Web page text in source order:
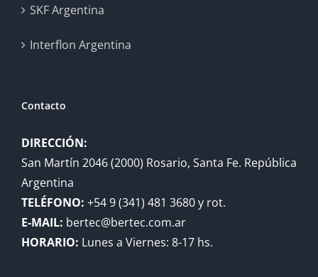
SKF Argentina
Interflon Argentina
Contacto
DIRECCIÓN:
San Martín 2046 (2000) Rosario, Santa Fe. República
Argentina
TELÉFONO: +54 9 (341) 481 3680 y rot.
E-MAIL: bertec@bertec.com.ar
HORARIO: Lunes a Viernes: 8-17 hs.